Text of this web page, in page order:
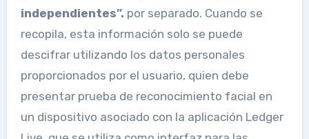
independientes”. por separado. Cuando se
recopila, esta información solo se puede
descifrar utilizando los datos personales
proporcionados por el usuario, quien debe
presentar prueba de reconocimiento facial en
un dispositivo asociado con la aplicación Ledger